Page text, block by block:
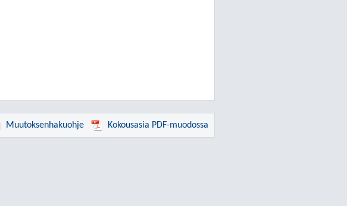
Muutoksenhakuohje Kokousasia PDF-muodossa